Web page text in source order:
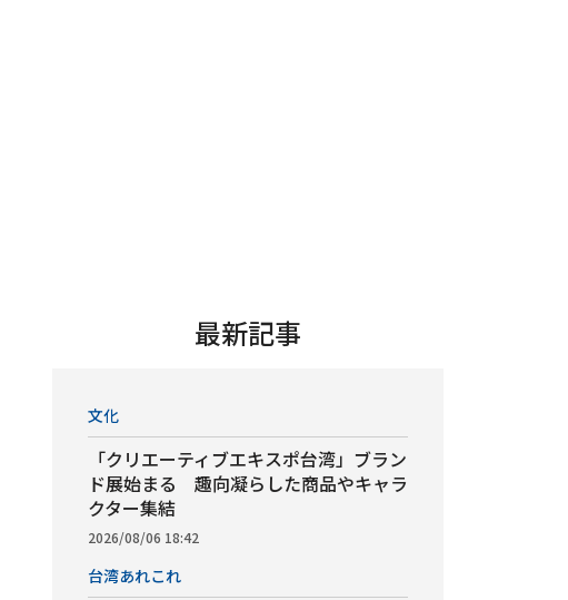
最新記事
文化
「クリエーティブエキスポ台湾」ブラン
ド展始まる 趣向凝らした商品やキャラ
クター集結
2026/08/06 18:42
台湾あれこれ